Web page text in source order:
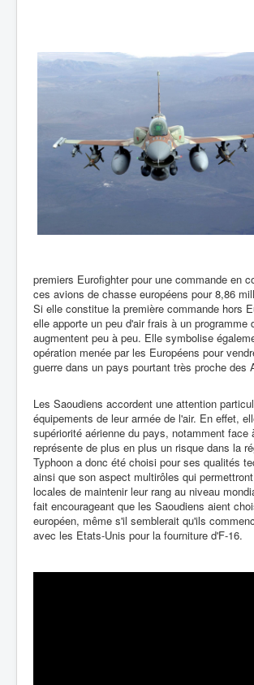
premiers Eurofighter pour une commande en
ces avions de chasse européens pour 8,86
Si elle constitue la première commande hors
elle apporte un peu d'air frais à un programme
augmentent peu à peu. Elle symbolise
opération menée par les Européens pour
guerre dans un pays pourtant très proche des
Les Saoudiens accordent une attention
équipements de leur armée de l'air. En effet,
supériorité aérienne du pays, notamment face
représente de plus en plus un risque dans la
Typhoon a donc été choisi pour ses qualités
ainsi que son aspect multirôles qui
locales de maintenir leur rang au niveau
fait encourageant que les Saoudiens aient
européen, même s'il semblerait qu'ils
avec les Etats-Unis pour la fourniture d'F-16.